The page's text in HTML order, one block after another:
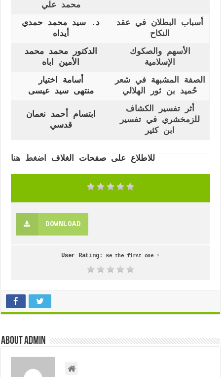
محمد علي
د. سيد محمد حمدي
أيداه
أسباب البطلان في عقد
النكاح
الدكتور محمد محمد
الأمين اباه
الأسهم والصكوك
الإسلامية
أسامة اختيار
منتهى سيد عيسى
الصفة المشبهة في شعر
حُميد بن ثور الهلالي
ابتسام أحمد نعمان
قدسي
أثر تفسير الكشاف
للزمخشري في تفسير
ابن كثير
للاطلاع على صفحات الغلاف اضغط هنا
DOWNLOAD
User Rating:Be the first one !
About admin